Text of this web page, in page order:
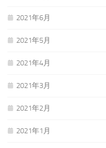
2021年6月
2021年5月
2021年4月
2021年3月
2021年2月
2021年1月